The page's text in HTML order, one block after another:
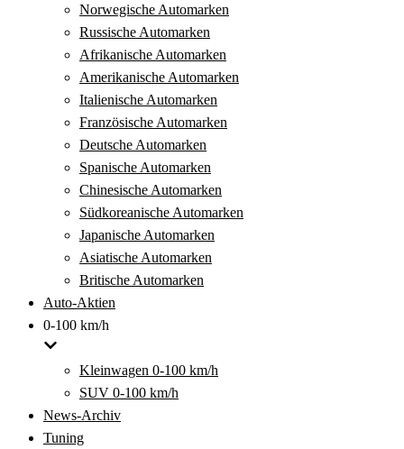
Norwegische Automarken
Russische Automarken
Afrikanische Automarken
Amerikanische Automarken
Italienische Automarken
Französische Automarken
Deutsche Automarken
Spanische Automarken
Chinesische Automarken
Südkoreanische Automarken
Japanische Automarken
Asiatische Automarken
Britische Automarken
Auto-Aktien
0-100 km/h
Kleinwagen 0-100 km/h
SUV 0-100 km/h
News-Archiv
Tuning